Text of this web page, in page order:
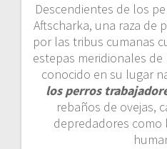
Descendientes de los
Aftscharka, una raza de
por las tribus cumanas
estepas meridionales de
conocido en su lugar
los perros
rebaños de ovejas,
depredadores como